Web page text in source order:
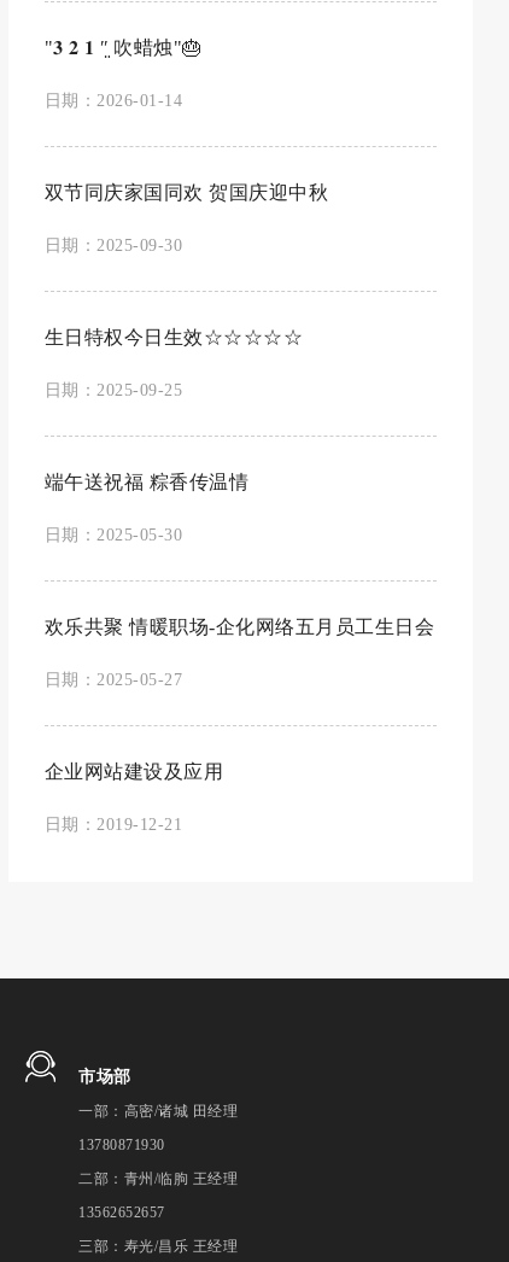
"𝟑 𝟐 𝟏 ʺ̤ 吹蜡烛"🎂
日期：2026-01-14
双节同庆家国同欢 贺国庆迎中秋
日期：2025-09-30
生日特权今日生效☆☆☆☆☆
日期：2025-09-25
端午送祝福 粽香传温情
日期：2025-05-30
欢乐共聚 情暖职场-企化网络五月员工生日会
日期：2025-05-27
企业网站建设及应用
日期：2019-12-21
市场部
一部：高密/诸城 田经理
13780871930
二部：青州/临朐 王经理
13562652657
三部：寿光/昌乐 王经理